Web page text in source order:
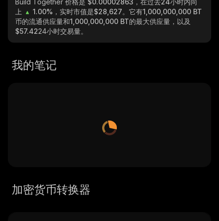
Build Together 价格是 $0.00002863，在过去24小时内向
上
1.00% ，实时市值是$28,627。它有1,000,000,000 BT
币的流通供应量和1,000,000,000 BT的最大供应量，以及
$57.4224小时交易量。
我的笔记
加密货币转换器